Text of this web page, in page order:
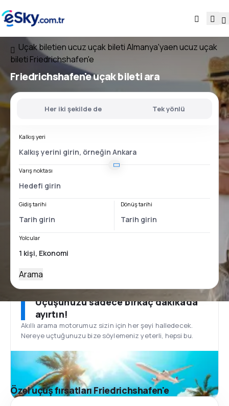
Uçak biletien ucuz uçak bileti Almanya'yaen ucuz uçak
bileti Friedrichshafen'e
Friedrichshafen'e uçak bileti ara
Her iki şekilde de Tek yönlü
Kalkış yeri
Varış noktası
Gidiş tarihi Dönüş tarihi
Yolcular
Arama
Uçuşunuzu sadece birkaç dakikada
ayırtın!
Akıllı arama motorumuz sizin için her şeyi halledecek.
Nereye uçtuğunuzu bize söylemeniz yeterli, hepsi bu.
Özel uçuş fırsatları Friedrichshafen'e